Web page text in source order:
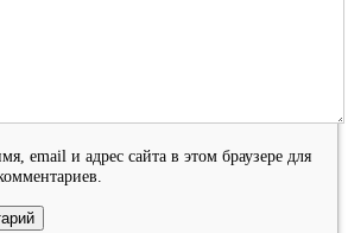
email и адрес сайта в этом браузере для